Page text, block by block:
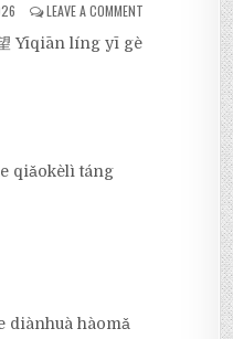
LEAVE A COMMENT
Yīqiān líng yī gè
qiǎokèlì táng
diànhuà hàomǎ